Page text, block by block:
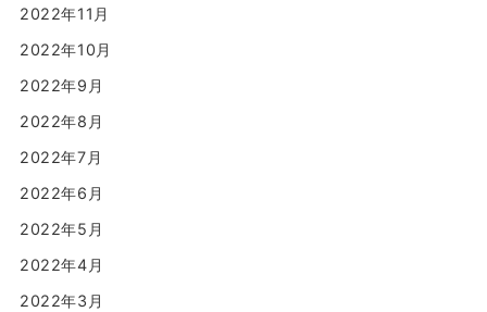
2022年11月
2022年10月
2022年9月
2022年8月
2022年7月
2022年6月
2022年5月
2022年4月
2022年3月